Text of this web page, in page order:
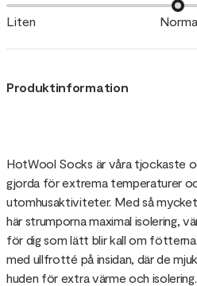
Liten
Produktinformation
HotWool Socks är våra tjockaste
gjorda för extrema temperaturer
utomhusaktiviteter. Med så
här strumporna maximal isolering,
för dig som lätt blir kall om
med ullfrotté på insidan, där de
huden för extra värme och